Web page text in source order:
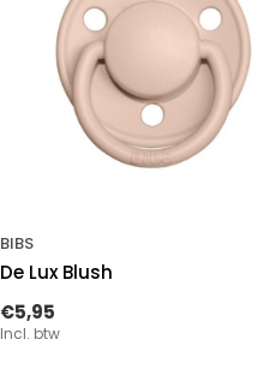
BIBS
De Lux Blush
€5,95
Incl. btw